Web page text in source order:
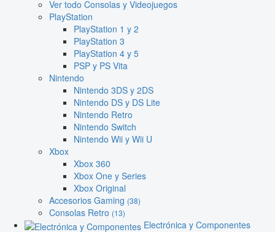
Ver todo Consolas y Videojuegos
PlayStation
PlayStation 1 y 2
PlayStation 3
PlayStation 4 y 5
PSP y PS Vita
Nintendo
Nintendo 3DS y 2DS
Nintendo DS y DS Lite
Nintendo Retro
Nintendo Switch
Nintendo Wii y Wii U
Xbox
Xbox 360
Xbox One y Series
Xbox Original
Accesorios Gaming (38)
Consolas Retro (13)
Electrónica y Componentes